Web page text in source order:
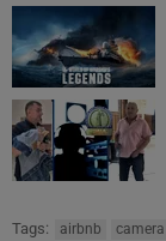
Tags: airbnb camera